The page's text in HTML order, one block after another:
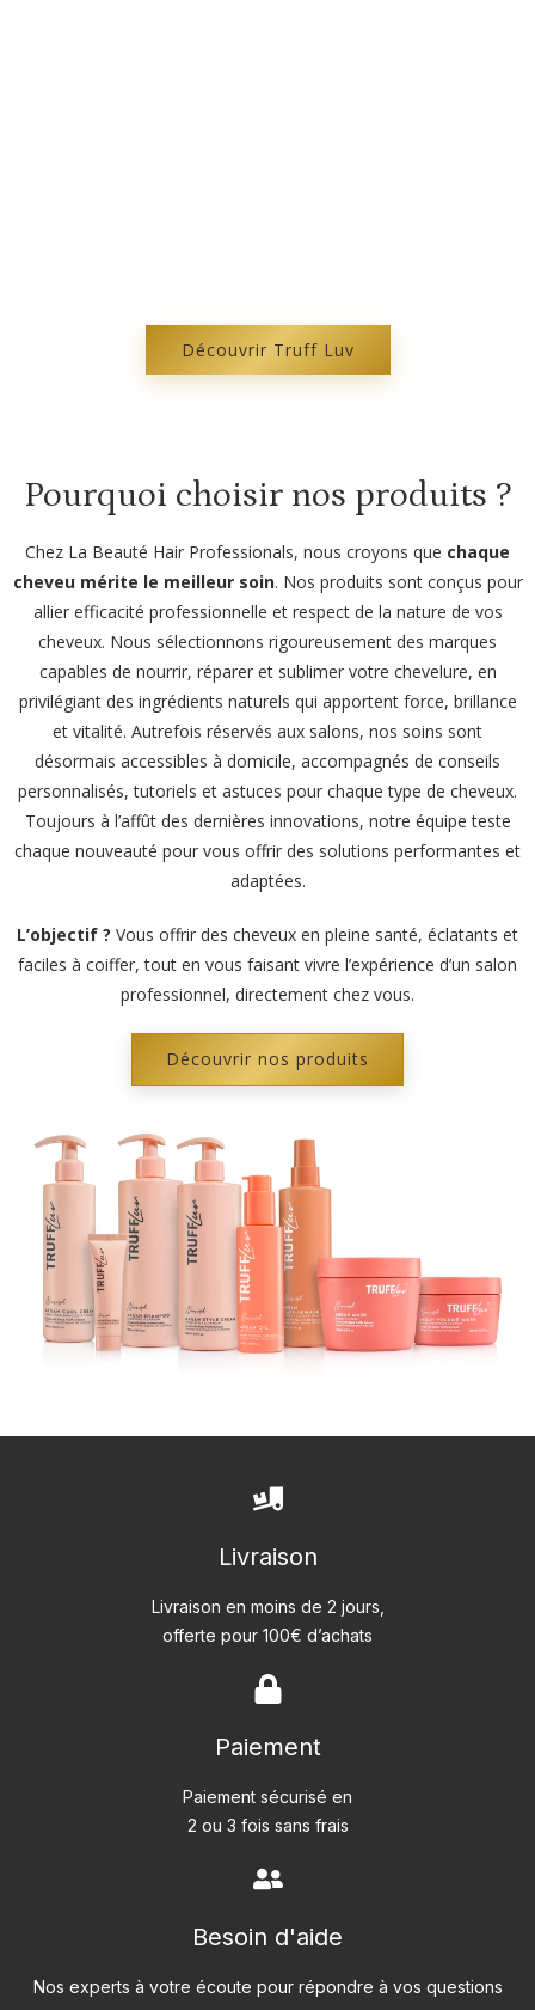
Découvrir Truff Luv
Pourquoi choisir nos produits ?
Chez La Beauté Hair Professionals, nous croyons que chaque
cheveu mérite le meilleur soin. Nos produits sont conçus pour
allier efficacité professionnelle et respect de la nature de vos
cheveux. Nous sélectionnons rigoureusement des marques
capables de nourrir, réparer et sublimer votre chevelure, en
privilégiant des ingrédients naturels qui apportent force, brillance
et vitalité. Autrefois réservés aux salons, nos soins sont
désormais accessibles à domicile, accompagnés de conseils
personnalisés, tutoriels et astuces pour chaque type de cheveux.
Toujours à l’affût des dernières innovations, notre équipe teste
chaque nouveauté pour vous offrir des solutions performantes et
adaptées.
L’objectif ? Vous offrir des cheveux en pleine santé, éclatants et
faciles à coiffer, tout en vous faisant vivre l’expérience d’un salon
professionnel, directement chez vous.
Découvrir nos produits
Livraison
Livraison en moins de 2 jours,
offerte pour 100€ d’achats
Paiement
Paiement sécurisé en
2 ou 3 fois sans frais
Besoin d'aide
Nos experts à votre écoute pour répondre à vos questions